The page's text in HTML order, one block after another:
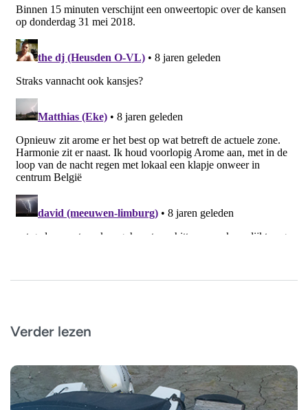
Verder lezen